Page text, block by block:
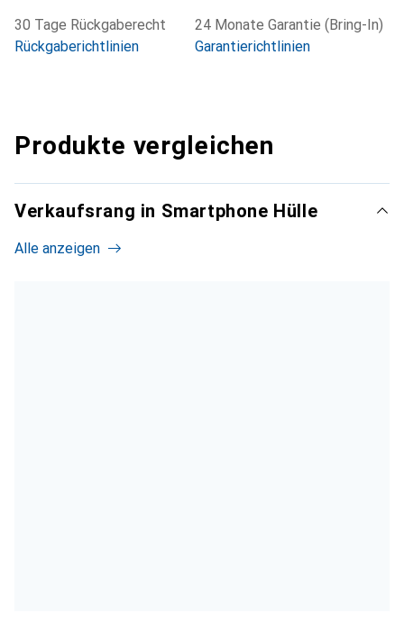
30 Tage Rückgaberecht
Rückgaberichtlinien
24 Monate Garantie (Bring-In)
Garantierichtlinien
Produkte vergleichen
Verkaufsrang in Smartphone Hülle
Alle anzeigen